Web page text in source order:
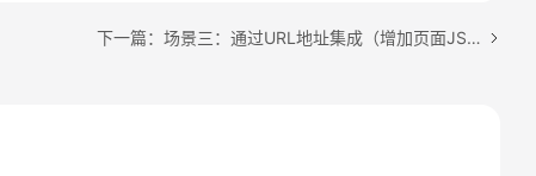
下一篇：场景三：通过URL地址集成（增加页面JS调用）